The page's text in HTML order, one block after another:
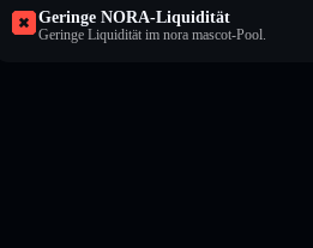
Geringe NORA-Liquidität
Geringe Liquidität im nora mascot-Pool.